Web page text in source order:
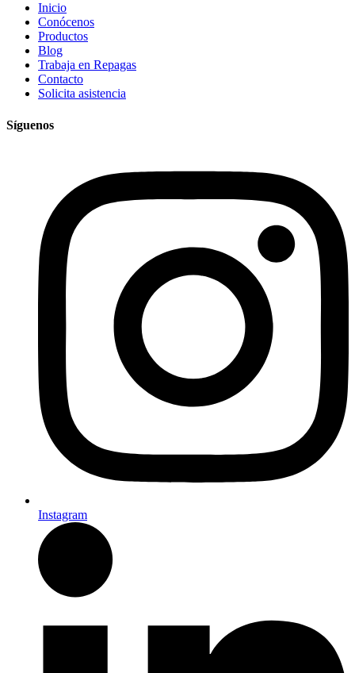
Inicio
Conócenos
Productos
Blog
Trabaja en Repagas
Contacto
Solicita asistencia
Síguenos
Instagram